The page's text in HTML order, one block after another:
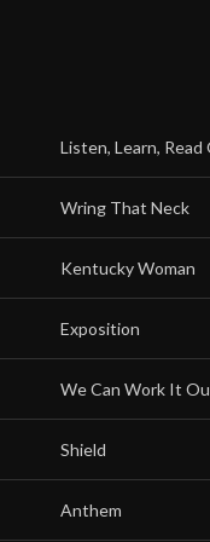
Listen, Learn, Read
Wring That Neck
Kentucky Woman
Exposition
We Can Work It
Shield
Anthem